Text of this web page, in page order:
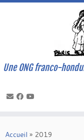
to
Une ONG franco-
Accueil » 2019